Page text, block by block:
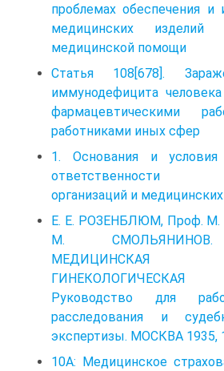
проблемах обеспечения и
медицинских изделий
медицинской помощи
Статья 108[678].
иммунодефицита
фармацевтическими
работниками иных сфер
1. Основания и условия
ответственности
организаций и
Е. Е. РОЗЕНБЛЮМ, Проф. М.
М.
МЕДИЦИНСКАЯ
ГИНЕКОЛОГИЧЕСКАЯ
Руководство для
расследования и
экспертизы. МОСКВА 1935,
10А: Медицинское